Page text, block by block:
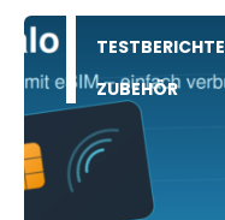
TESTBERICHTE
ZUBEHÖR